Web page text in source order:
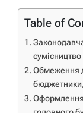
Table of
сумісництво
Обмеження
Оформлення